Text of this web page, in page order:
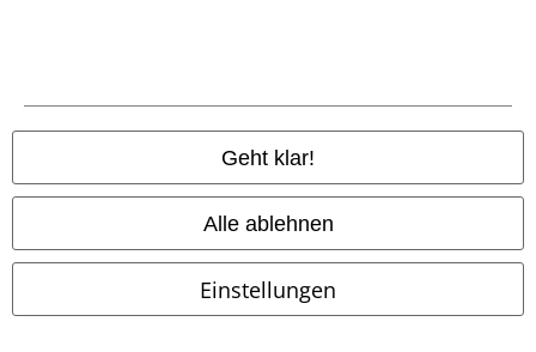
Geht klar!
Alle ablehnen
Einstellungen
Datenschutz
Entsorgung und Umweltschutz
Information zur Barrierefreiheit